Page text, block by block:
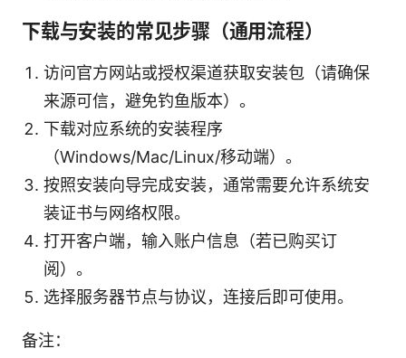
下载与安装的常见步骤（通用流程）
访问官方网站或授权渠道获取安装包（请确保
来源可信，避免钓鱼版本）。
下载对应系统的安装程序
（Windows/Mac/Linux/移动端）。
按照安装向导完成安装，通常需要允许系统安
装证书与网络权限。
打开客户端，输入账户信息（若已购买订
阅）。
选择服务器节点与协议，连接后即可使用。
备注：